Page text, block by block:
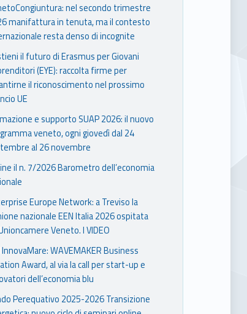
nel secondo trimestre
manifattura in tenuta, ma il contesto
resta denso di incognite
il futuro di Erasmus per Giovani
(EYE): raccolta firme per
il riconoscimento nel prossimo
UE
e supporto SUAP 2026: il nuovo
veneto, ogni giovedì dal 24
al 26 novembre
il n. 7/2026 Barometro dell’economia
Europe Network: a Treviso la
nazionale EEN Italia 2026 ospitata
Veneto. I VIDEO
InnovaMare: WAVEMAKER Business
Award, al via la call per start-up e
dell’economia blu
Perequativo 2025-2026 Transizione